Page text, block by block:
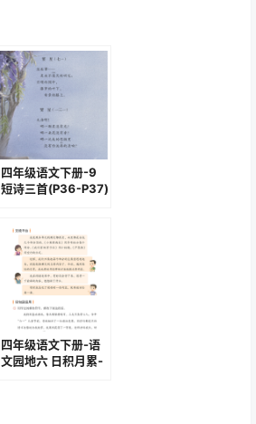
四年级语文下册-9
短诗三首(P36-P37)
四年级语文下册-语
文园地六 日积月累-